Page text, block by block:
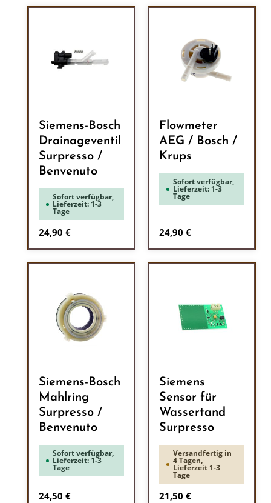
Siemens-Bosch
Drainageventil
Surpresso /
Benvenuto
Sofort verfügbar,
Lieferzeit: 1-3
Tage
Regulärer Preis:
24,90 €
Flowmeter
AEG / Bosch /
Krups
Sofort verfügbar,
Lieferzeit: 1-3
Tage
Regulärer Preis:
24,90 €
Siemens-Bosch
Mahlring
Surpresso /
Benvenuto
Sofort verfügbar,
Lieferzeit: 1-3
Tage
Regulärer Preis:
24,50 €
Siemens
Sensor für
Wassertand
Surpresso
Versandfertig in
4 Tagen,
Lieferzeit 1-3
Tage
Regulärer Preis:
21,50 €